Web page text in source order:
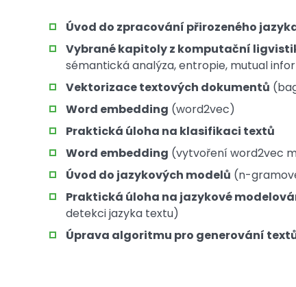
Úvod do zpracování přirozeného
Vybrané kapitoly z komputační
sémantická analýza, entropie, mutual
Vektorizace textových dokumentů
Word embedding (word2vec)
Praktická úloha na klasifikaci textů
Word embedding (vytvoření word2vec
Úvod do jazykových modelů (n-
Praktická úloha na jazykové
detekci jazyka textu)
Úprava algoritmu pro generování